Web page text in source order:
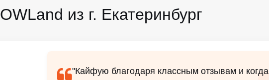
из г. Екатеринбург
"Кайфую благодаря классным отзывам и когда